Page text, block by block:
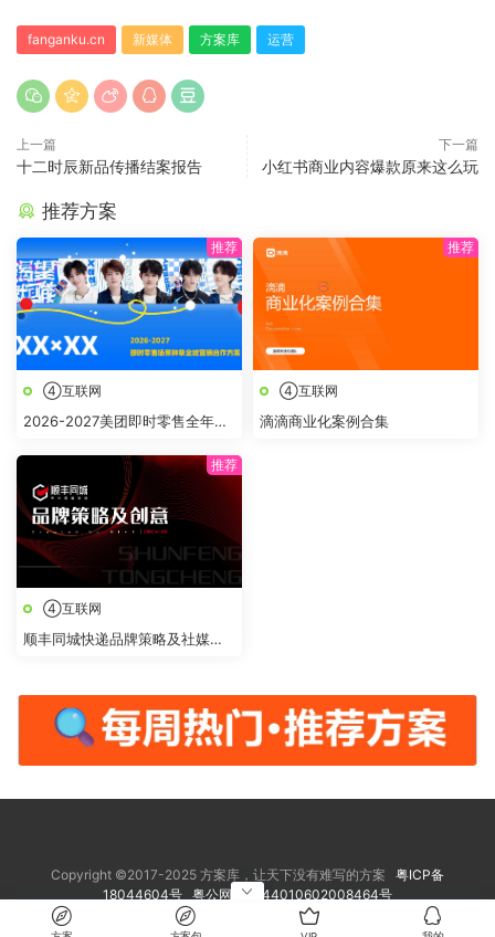
fanganku.cn 新媒体 方案库 运营
上一篇
十二时辰新品传播结案报告
下一篇
小红书商业内容爆款原来这么玩
推荐方案
④互联网
2026-2027美团即时零售全年节
④互联网
滴滴商业化案例合集
④互联网
顺丰同城快递品牌策略及社媒创
Copyright ©2017-2025 方案库，让天下没有难写的方案 粤ICP备
18044604号 粤公网安备 44010602008464号